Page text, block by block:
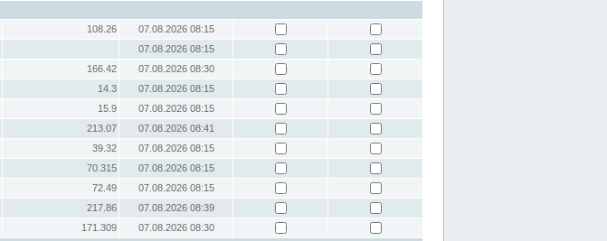
108.26
07.08.2026 08:15
07.08.2026 08:15
166.42
07.08.2026 08:30
14.3
07.08.2026 08:15
15.9
07.08.2026 08:15
213.07
07.08.2026 08:41
39.32
07.08.2026 08:15
70.315
07.08.2026 08:15
72.49
07.08.2026 08:15
217.86
07.08.2026 08:39
171.309
07.08.2026 08:30